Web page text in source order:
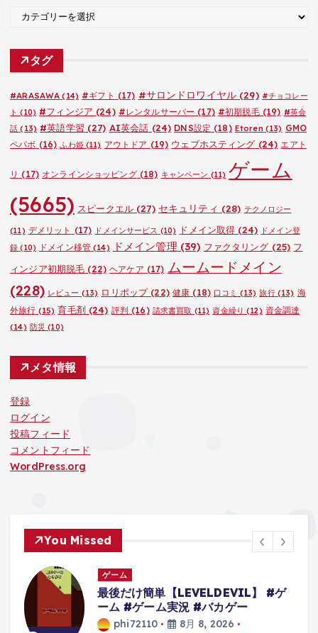
ゴ
タグ
#ARASAWA (14) #ギフト (17) #サロンドロワイヤル(29) #チョコレー
ト (10) #フィンジア (24) #レンタルサーバー (17) #初期脱毛(19) #英会
話 (13) #英語学習 (27) AI英会話 (24) DNS設定 (18) Etoren(13) GMO
ペパボ (16) ふわ姫(11) アウトドア (19) ウェブホスティング (24) エアト
リ (17) オンラインショッピング(18) キャンペーン (11) ゲーム
(5665) スピークエル(27) セキュリティ (28) テクノロジー
(11) デメリット (17) ドメインサービス (10) ドメイン取得 (24) ドメイン登
録 (10) ドメイン移管(14) ドメイン管理 (39) ファクタリング (25) フ
ィンジア初期脱毛 (22) ヘアケア (17) ムームードメイン
(228) レビュー (13) ロリポップ(22) 健康 (18) 口コミ (13) 旅行(13) 海
外旅行 (15) 育毛剤(24) 評判 (16) 請求書買取 (11) 資金繰り (12) 資金調達
(14) 防災 (10)
メタ情報
登録
ログイン
投稿フィード
コメントフィード
WordPress.org
You Missed
ゲーム
最後だけ簡単【LEVELDEVIL】 #ゲ
ーム #ゲーム実況 #バカゲー
phi72110 8月 8, 2026